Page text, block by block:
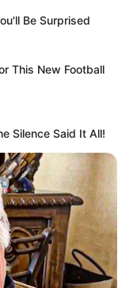
Be Surprised
This New Football
Silence Said It All!